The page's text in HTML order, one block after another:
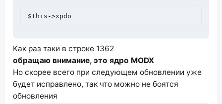
$this->xpdo
Как раз таки в строке 1362
обращаю внимание, это ядро MODX
Но скорее всего при следующем обновлении уже
будет исправлено, так что можно не боятся
обновления